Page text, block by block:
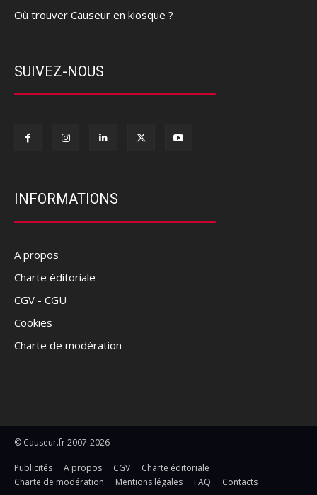
Où trouver Causeur en kiosque ?
SUIVEZ-NOUS
INFORMATIONS
A propos
Charte éditoriale
CGV - CGU
Cookies
Charte de modération
© Causeur.fr 2007-2026
Publicités A propos CGV
Charte éditoriale
Charte de modération
Mentions légales FAQ Contacts